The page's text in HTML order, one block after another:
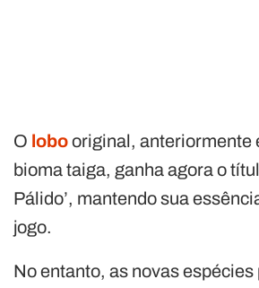
O lobooriginal, anteriormente
bioma taiga, ganha agora o
Pálido’, mantendo sua
jogo.
No entanto, as novas